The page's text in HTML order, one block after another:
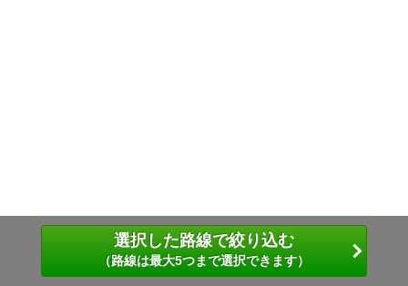
選択した路線で絞り込む
（路線は最大5つまで選択できます）